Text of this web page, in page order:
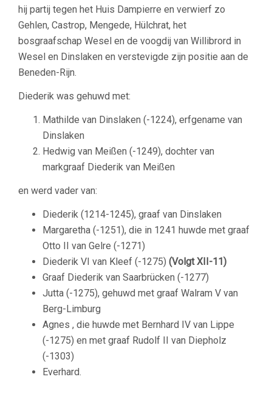
hij partij tegen het Huis Dampierre en verwierf zo
Gehlen, Castrop, Mengede, Hülchrat, het
bosgraafschap Wesel en de voogdij van Willibrord in
Wesel en Dinslaken en verstevigde zijn positie aan de
Beneden-Rijn.
Diederik was gehuwd met:
Mathilde van Dinslaken (-1224), erfgename van
Dinslaken
Hedwig van Meißen (-1249), dochter van
markgraaf Diederik van Meißen
en werd vader van:
Diederik (1214-1245), graaf van Dinslaken
Margaretha (-1251), die in 1241 huwde met graaf
Otto II van Gelre (-1271)
Diederik VI van Kleef (-1275) (VolgtXII-11)
Graaf Diederik van Saarbrücken (-1277)
Jutta (-1275), gehuwd met graaf Walram V van
Berg-Limburg
Agnes , die huwde met Bernhard IV van Lippe
(-1275) en met graaf Rudolf II van Diepholz
(-1303)
Everhard.